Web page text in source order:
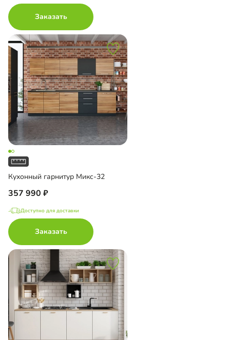
Заказать
Кухонный гарнитур Микс-32
357 990
Доступно для доставки
Заказать